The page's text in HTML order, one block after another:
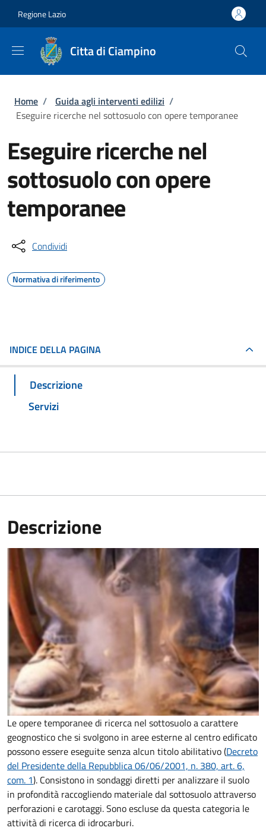
Regione Lazio
Citta di Ciampino
Briciole di pane
Home / Guida agli interventi edilizi /
Eseguire ricerche nel sottosuolo con opere temporanee
Eseguire ricerche nel
sottosuolo con opere
temporanee
Condividi
Normativa di riferimento
INDICE DELLA PAGINA
Descrizione
Servizi
Descrizione
Le opere temporanee di ricerca nel sottosuolo a carattere
geognostico che si svolgono in aree esterne al centro edificato
possono essere eseguite senza alcun titolo abilitativo(Decreto
del Presidente della Repubblica 06/06/2001, n. 380, art. 6,
com. 1). Consistono in sondaggi diretti per analizzare il suolo
in profondità raccogliendo materiale dal sottosuolo attraverso
perforazioni e carotaggi. Sono escluse da questa categoria le
attività di ricerca di idrocarburi.